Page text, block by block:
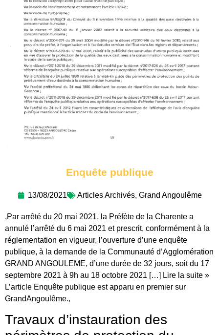
Enquête publique
13/08/2021 Articles Archivés, Grand Angoulême
,Par arrêté du 20 mai 2021, la Préfète de la Charente a
annulé l’arrêté du 6 mai 2021 et prescrit, conformément à la
réglementation en vigueur, l’ouverture d’une enquête
publique, à la demande de la Communauté d’Agglomération
GRAND ANGOULEME, d’une durée de 32 jours, soit du 17
septembre 2021 à 9h au 18 octobre 2021 […] Lire la suite »
L’article Enquête publique est apparu en premier sur
GrandAngoulême.,
Travaux d’instauration des